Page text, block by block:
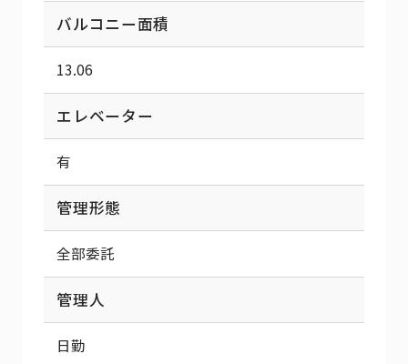
バルコニー面積
13.06
エレベーター
有
管理形態
全部委託
管理人
日勤